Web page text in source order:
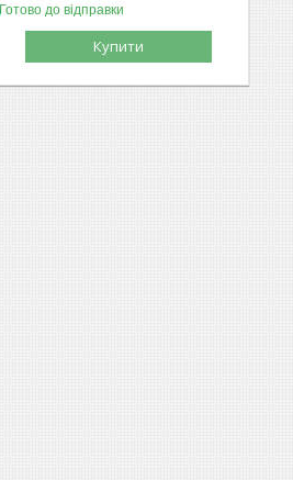
Готово до відправки
Купити